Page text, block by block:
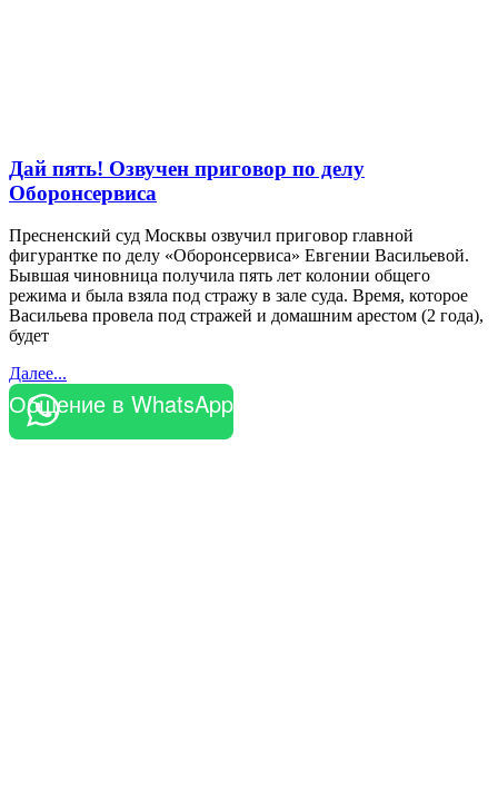
Дай пять! Озвучен приговор по делу
Оборонсервиса
Пресненский суд Москвы озвучил приговор главной
фигурантке по делу «Оборонсервиса» Евгении Васильевой.
Бывшая чиновница получила пять лет колонии общего
режима и была взяла под стражу в зале суда. Время, которое
Васильева провела под стражей и домашним арестом (2 года),
будет
Далее...
Общение в WhatsApp